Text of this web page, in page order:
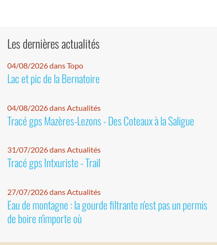
Les dernières actualités
04/08/2026 dans Topo
Lac et pic de la Bernatoire
04/08/2026 dans Actualités
Tracé gps Mazères-Lezons - Des Coteaux à la Saligue
31/07/2026 dans Actualités
Tracé gps Intxuriste - Trail
27/07/2026 dans Actualités
Eau de montagne : la gourde filtrante n'est pas un permis
de boire n'importe où